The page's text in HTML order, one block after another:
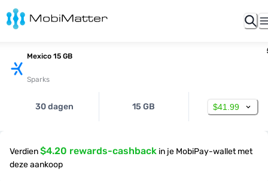
Mexico 15 GB
Sparks
30 dagen 15 GB $41.99
Verdien$4.20 rewards-cashback in je MobiPay-wallet met
deze aankoop